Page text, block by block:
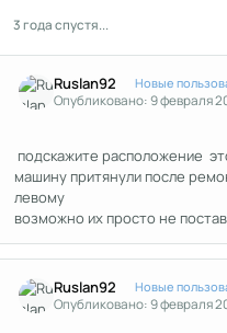
3 года спустя...
Ruslan92 Новые
Опубликовано:9 февраля
подскажите расположение
машину притянули после
левому
возможно их просто не
Ruslan92 Новые
Опубликовано:9 февраля